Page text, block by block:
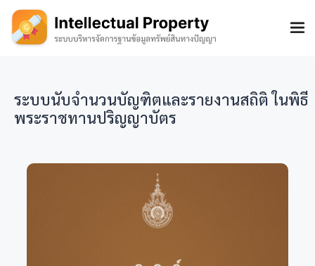
ระบบนับจำนวนบัญฑิตและรายงานสถิติ ในพิธี
พระราชทานปริญญาบัตร